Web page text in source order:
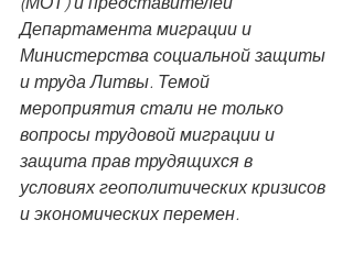
Департамента миграции и
Министерства социальной защиты
и труда Литвы. Темой
мероприятия стали не только
вопросы трудовой миграции и
защита прав трудящихся в
условиях геополитических кризисов
и экономических перемен.